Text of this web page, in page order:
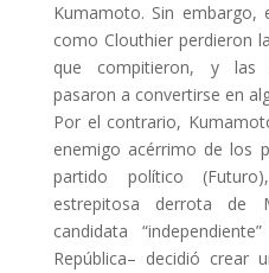
Kumamoto. Sin
como Clouthier perdieron
que compitieron, y las
pasaron a convertirse en
Por el contrario,
enemigo acérrimo de los
partido político
estrepitosa derrota de
candidata
República– decidió crear